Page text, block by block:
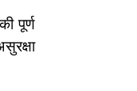
पूर्ण